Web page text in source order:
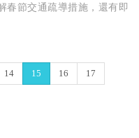
春節交通疏導措施，還有即
14 15 16 17